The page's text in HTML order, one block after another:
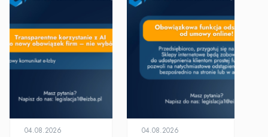
04.08.2026 04.08.2026